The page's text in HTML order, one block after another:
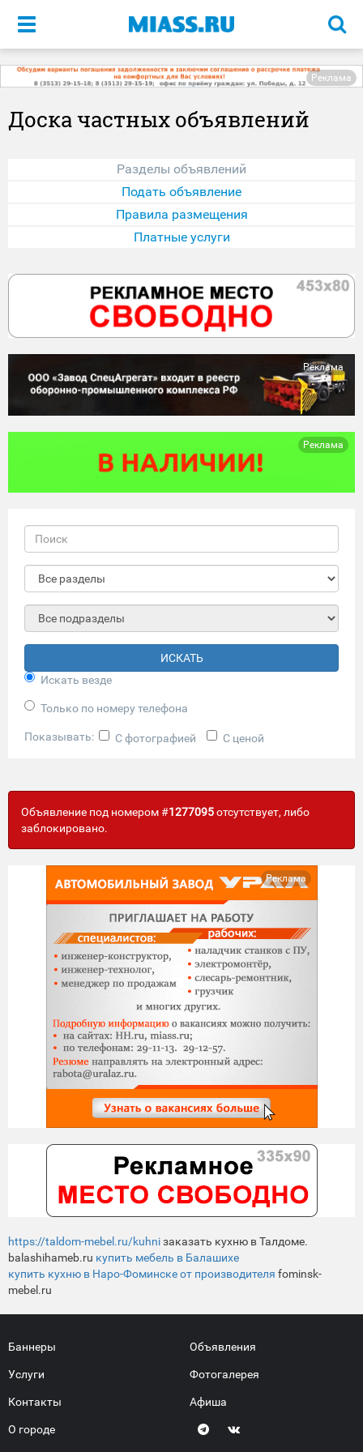
Меню
Реклама
Доска частных объявлений
Разделы объявлений
Подать объявление
Правила размещения
Платные услуги
Реклама
Реклама
ИСКАТЬ
Искать везде
Только по номеру телефона
Показывать: С фотографией С ценой
Объявление под номером #1277095отсутствует, либо
заблокировано.
Реклама
https://taldom-mebel.ru/kuhniзаказать кухню в Талдоме.
balashihameb.ru купить мебель в Балашихе
купить кухню в Наро-Фоминске от производителя fominsk-
mebel.ru
Баннеры
Услуги
Контакты
О городе
Объявления
Фотогалерея
Афиша